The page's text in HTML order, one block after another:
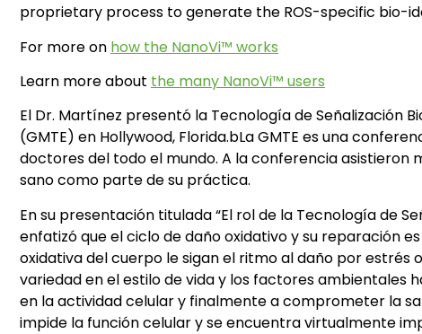
proprietary process to generate the ROS-specific bio-
For more on how the NanoVi™ works
Learn more about the many NanoVi™ users
El Dr. Martínez presentó la Tecnología de Señalización
(GMTE) en Hollywood, Florida.bLa GMTE es una
doctores del todo el mundo. A la conferencia asistieron
sano como parte de su práctica.
En su presentación titulada “El rol de la Tecnología de
enfatizó que el ciclo de daño oxidativo y su reparación
oxidativa del cuerpo le sigan el ritmo al daño por estrés
variedad en el estilo de vida y los factores ambientales
en la actividad celular y finalmente a comprometer la
impide la función celular y se encuentra virtualmente